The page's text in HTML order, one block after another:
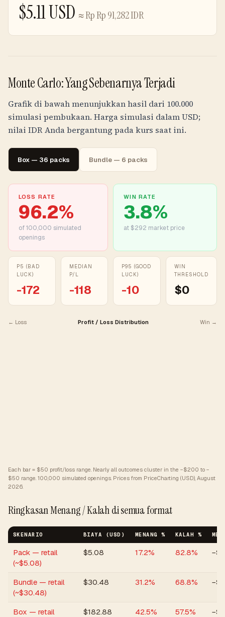
$5.11USD ≈RpRp 91,282IDR
Monte Carlo: Yang Sebenarnya Terjadi
Grafik di bawah menunjukkan hasil dari 100.000
simulasi pembukaan. Harga simulasi dalam USD;
nilai IDRAnda bergantung pada kurs saat ini.
Box — 36 packs Bundle — 6 packs
LOSS RATE
96.2%
of100,000 simulated
openings
WIN RATE
3.8%
at $292 market price
P5 (BAD
LUCK)
-172
MEDIAN
P/L
-118
P95 (GOOD
LUCK)
-10
WIN
THRESHOLD
$0
← Loss Profit / Loss Distribution Win →
Each bar = $50 profit/loss range. Nearly all outcomes cluster in the −$200 to −
$50 range. 100,000 simulated openings. Prices from PriceCharting (USD), August
2026.
Ringkasan Menang / Kalah di semua format
SKENARIO BIAYA (USD) MENANG % KALAH %
Pack — retail
(~$5.08)
$5.08 17.2% 82.8% −$2
Bundle — retail
(~$30.48)
$30.48 31.2% 68.8% −$8
Box — retail $182.88 42.5% 57.5% −$9